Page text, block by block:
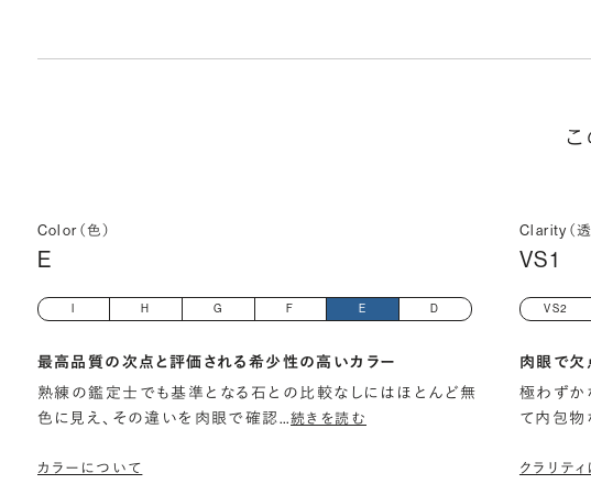
Color（色）
E
H G F E D
最高品質の次点と評価される希少性の高いカラー
熟練の鑑定士でも基準となる石との比較なしにはほとんど無
色に見え、その違いを肉眼で確認…続きを読む
カラーについて
Clarity（透
VS1
VS2
肉眼で欠
極わずか
て内包物
クラリテ